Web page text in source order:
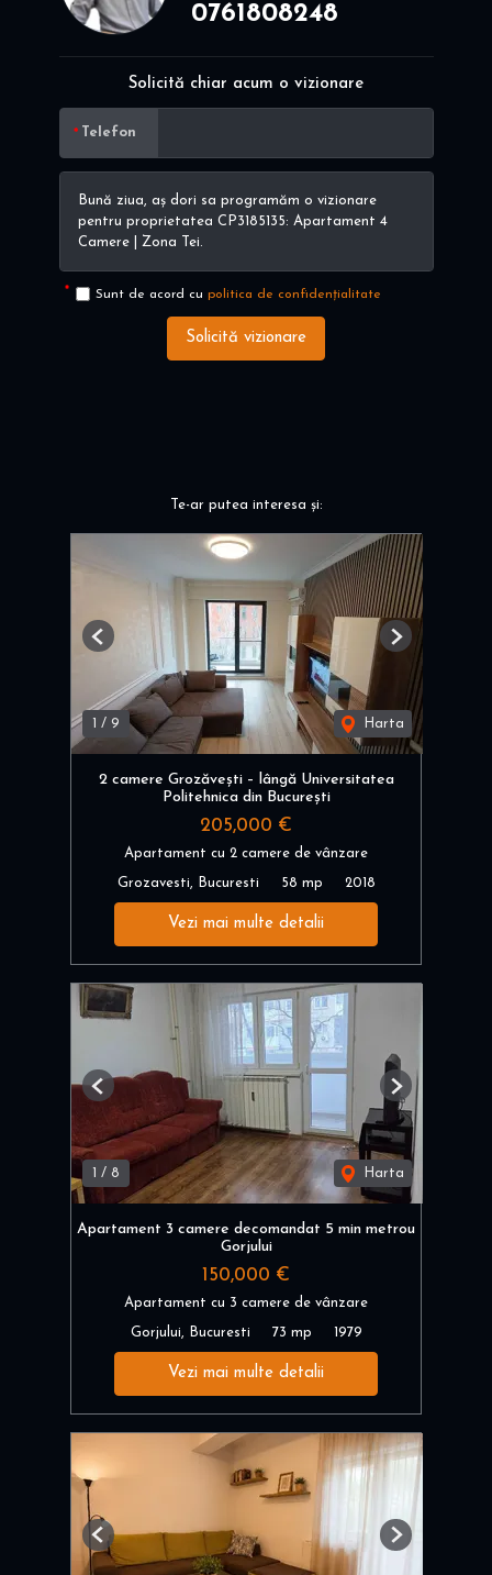
0761808248
Solicită chiar acum o vizionare
Telefon
Sunt de acord cu politica de confidențialitate
Solicită vizionare
Te-ar putea interesa și:
/ 9 Harta
Previous Next
2 camere Grozăvești – lângă Universitatea
Politehnica din București
205,000 €
Apartament cu 2 camere de vânzare
Grozavesti, Bucuresti 58 mp 2018
Vezi mai multe detalii
/ 8 Harta
Previous Next
Apartament 3 camere decomandat 5 min metrou
Gorjului
150,000 €
Apartament cu 3 camere de vânzare
Gorjului, Bucuresti 73 mp 1979
Vezi mai multe detalii
Previous Next